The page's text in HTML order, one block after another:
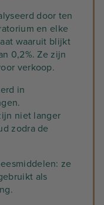
door ten
en elke
waaruit blijkt
0,2%. Ze zijn
verkoop.
in
niet langer
zodra de
ze
als